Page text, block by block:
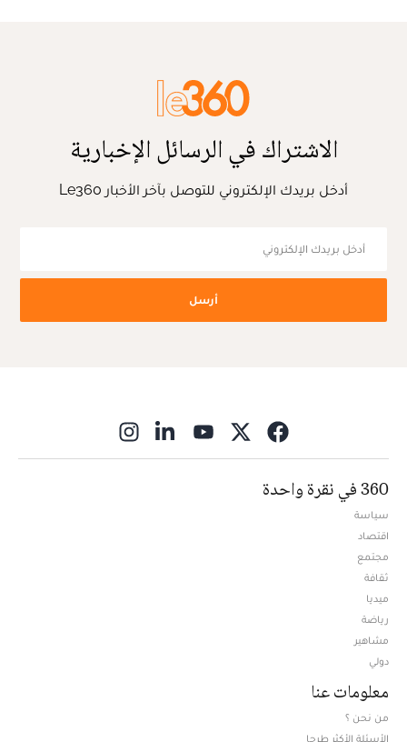
الاشتراك في الرسائل الإخبارية
أدخل بريدك الإلكتروني للتوصل بآخر الأخبار Le360
أرسل
360 في نقرة واحدة
سياسة
اقتصاد
مجتمع
ثقافة
ميديا
رياضة
مشاهير
دولي
معلومات عنا
من نحن ؟
الأسئلة الأكثر طرحا